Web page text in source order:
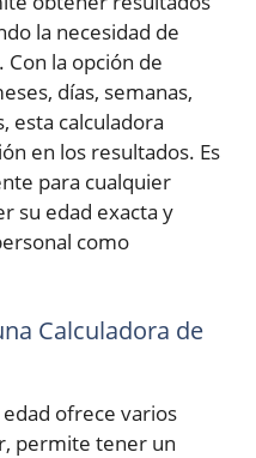
la necesidad de
Con la opción de
días, semanas,
esta calculadora
en los resultados. Es
para cualquier
su edad exacta y
como
Calculadora de
ofrece varios
permite tener un